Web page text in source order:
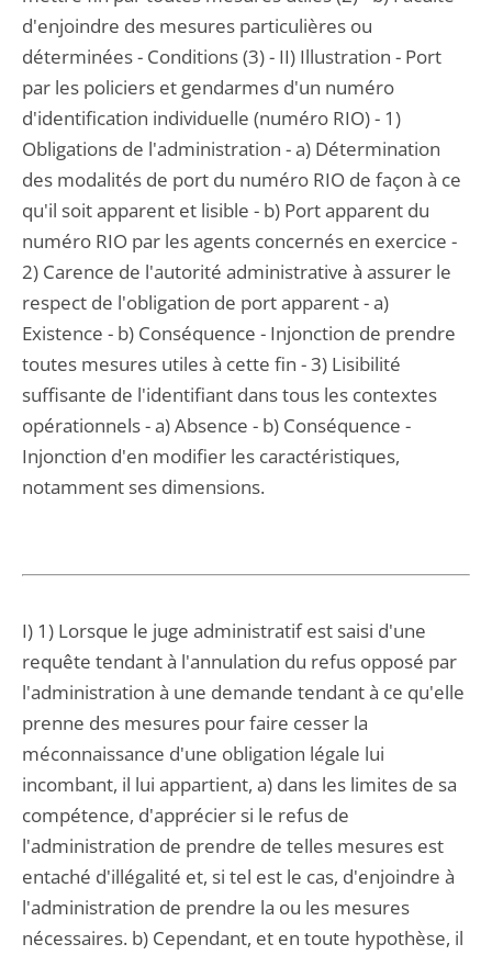
d'enjoindre des mesures particulières ou
déterminées - Conditions (3) - II) Illustration - Port
par les policiers et gendarmes d'un numéro
d'identification individuelle (numéro RIO) - 1)
Obligations de l'administration - a) Détermination
des modalités de port du numéro RIO de façon à ce
qu'il soit apparent et lisible - b) Port apparent du
numéro RIO par les agents concernés en exercice -
2) Carence de l'autorité administrative à assurer le
respect de l'obligation de port apparent - a)
Existence - b) Conséquence - Injonction de prendre
toutes mesures utiles à cette fin - 3) Lisibilité
suffisante de l'identifiant dans tous les contextes
opérationnels - a) Absence - b) Conséquence -
Injonction d'en modifier les caractéristiques,
notamment ses dimensions.
I) 1) Lorsque le juge administratif est saisi d'une
requête tendant à l'annulation du refus opposé par
l'administration à une demande tendant à ce qu'elle
prenne des mesures pour faire cesser la
méconnaissance d'une obligation légale lui
incombant, il lui appartient, a) dans les limites de sa
compétence, d'apprécier si le refus de
l'administration de prendre de telles mesures est
entaché d'illégalité et, si tel est le cas, d'enjoindre à
l'administration de prendre la ou les mesures
nécessaires. b) Cependant, et en toute hypothèse, il